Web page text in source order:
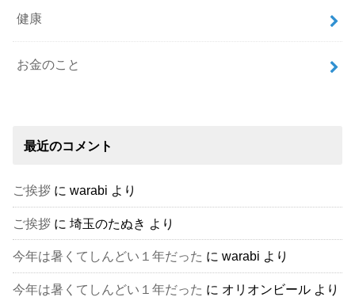
健康
お金のこと
最近のコメント
ご挨拶 にwarabi より
ご挨拶 に埼玉のたぬき より
今年は暑くてしんどい１年だった にwarabi より
今年は暑くてしんどい１年だった に オリオンビール より